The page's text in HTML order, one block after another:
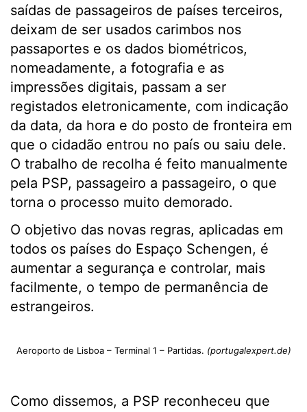
saídas de passageiros de países terceiros,
deixam de ser usados carimbos nos
passaportes e os dados biométricos,
nomeadamente, a fotografia e as
impressões digitais, passam a ser
registados eletronicamente, com indicação
da data, da hora e do posto de fronteira em
que o cidadão entrou no país ou saiu dele.
O trabalho de recolha é feito manualmente
pela PSP, passageiro a passageiro, o que
torna o processo muito demorado.
O objetivo das novas regras, aplicadas em
todos os países do Espaço Schengen, é
aumentar a segurança e controlar, mais
facilmente, o tempo de permanência de
estrangeiros.
Aeroporto de Lisboa – Terminal 1 – Partidas. (portugalexpert.de)
Como dissemos, a PSP reconheceu que